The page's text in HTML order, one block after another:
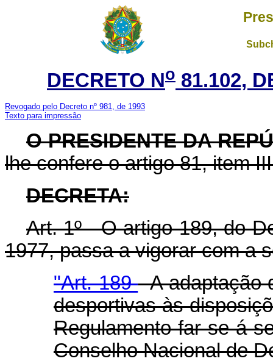
DECRETO No 81.102,
Revogado pelo Decreto nº 981, de 1993
Texto para impressão
O PRESIDENTE DA
lhe confere o artigo 81, item
DECRETA:
Art. 1º - O artigo 189, do
1977, passa a vigorar com a
"Art. 189- A adaptação
desportivas às
Regulamento far-se-á
Conselho Nacional de